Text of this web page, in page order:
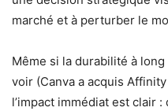
marché et à perturber le
Même si la durabilité à
voir (Canva a acquis
l’impact immédiat est clair